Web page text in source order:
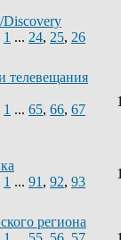
1 ... 24, 25, 26
телевещания
1 ... 65, 66, 67
1 ... 91 , 92, 93
региона